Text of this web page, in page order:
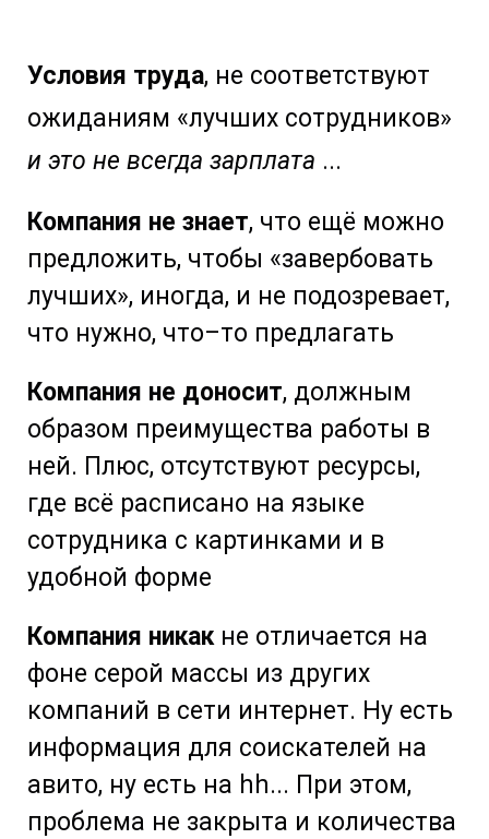
Условия труда, не соответствуют
ожиданиям «лучших сотрудников»
и это не всегда зарплата ...
Компания не знает, что ещё можно
предложить, чтобы «завербовать
лучших», иногда, и не подозревает,
что нужно, что–то предлагать
Компания не доносит, должным
образом преимущества работы в
ней. Плюс, отсутствуют ресурсы,
где всё расписано на языке
сотрудника с картинками и в
удобной форме
Компания никакне отличается на
фоне серой массы из других
компаний в сети интернет. Ну есть
информация для соискателей на
авито, ну есть на hh... При этом,
проблема не закрыта и количества